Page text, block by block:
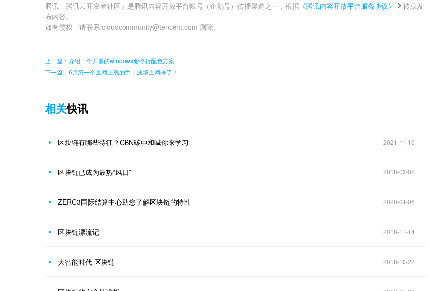
腾讯「腾讯云开发者社区」是腾讯内容开放平台帐号（企鹅号）传播渠道之一，根据 《腾讯内容开放平台服务协议》
转载发
布内容。
如有侵权，请联系 cloudcommunity@tencent.com 删除。
上一篇：介绍一个开源的windows命令行配色方案
下一篇：6月第一个主网上线的币，波场主网来了！
相关快讯
区块链有哪些特征？CBN碳中和喊你来学习 2021-11-16
区块链已成为最热“风口” 2018-03-02
ZERO3国际结算中心助您了解区块链的特性 2020-04-06
区块链漂流记 2018-11-14
大智能时代 区块链 2018-10-22